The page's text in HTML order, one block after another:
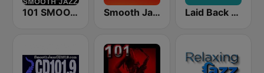
101 SMOOTH JAZZ Smooth Jazz 247 Laid Back Jazz